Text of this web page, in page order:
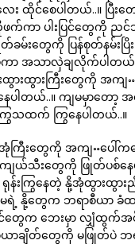
း ထိုင်စေပါတယ်..။ ပြီးတ
က်ကာ ပါးပြင်တွေကို ညင်သ
ခမ်းတွေကို ပြန်စုတ်နမ်းပ
အသာလှဲချလိုက်ပါတယ်
ထွားထွားကြီးတွေကို အကျ
ါတယ်..။ ကျမမှာတော့ အ
သထက် ကြွနေပါတယ်..။
အုံကြီးတွေကို အကျႌပေါ်
ျယ်သီးတွေကို ဖြုတ်ပစ်နေ
န်းကြွနေတဲ့ နို့အုံထွားထွာ
မရဲ့ နို့တွေက ဘရာစီယာ ခံထ
တွေက ဘေးမှာ လျှံထွက်အ
ာချိတ်တွေကို မဖြုတ်ပဲ ဘ